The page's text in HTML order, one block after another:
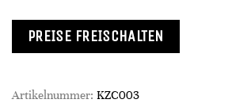
PREISE FREISCHALTEN
Artikelnummer: KZC003